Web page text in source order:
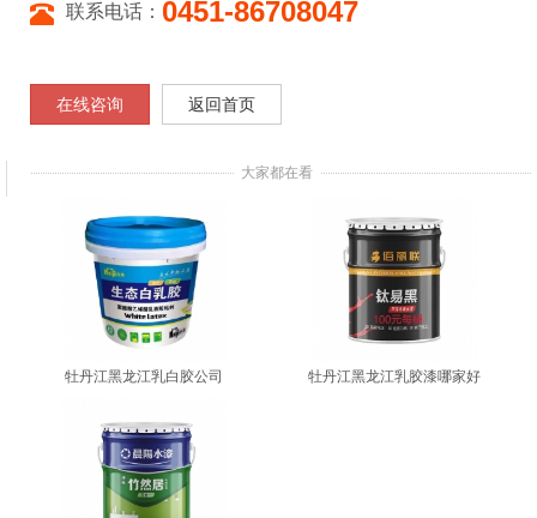
联系电话： 0451-86708047
在线咨询 返回首页
大家都在看
牡丹江黑龙江乳白胶公司 牡丹江黑龙江乳胶漆哪家好